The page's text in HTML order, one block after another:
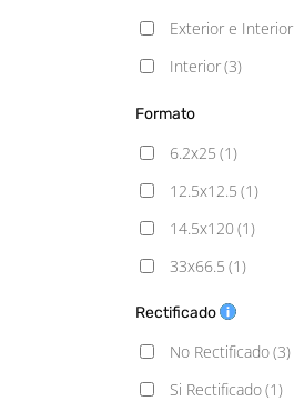
Exterior e Interior
Interior(3)
Formato
6.2x25 (1)
12.5x12.5 (1)
14.5x120 (1)
33x66.5 (1)
60x120(1)
100x100 (1)
Rectificado
No Rectificado(3)
Si Rectificado(1)